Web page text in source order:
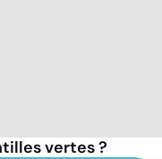
vertes ?